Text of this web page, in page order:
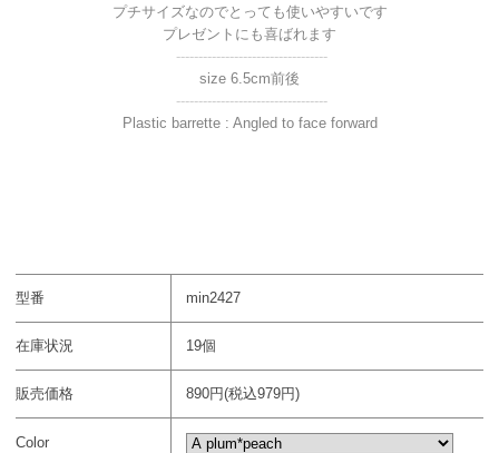
プチサイズなのでとっても使いやすいです
プレゼントにも喜ばれます
----------------------------------
size 6.5cm前後
----------------------------------
Plastic barrette : Angled to face forward
型番 min2427
在庫状況 19個
販売価格 890円(税込979円)
Color